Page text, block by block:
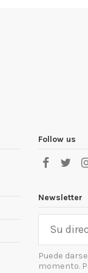
Follow us
Newsletter
Puede
momento.